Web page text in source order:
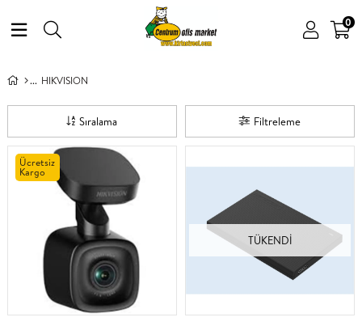
0
HIKVISION
Filtreleme
Sıralama
Ücretsiz
Kargo
TÜKENDI